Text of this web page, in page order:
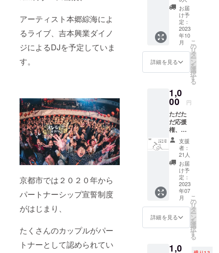
アーティスト本郷綜海によ
るライブ、吉本興業ダイノ
ジによるDJを予定していま
す。
京都市では２０２０年から
パートナーシップ宣誓制度
がはじまり、
たくさんのカップルがパー
トナーとして認められてい
です）
（出張
の場
合、
ワーク
代とは
別に交
通費を
算） 日
程：
7月〜12
月の間
を目安
に、相
談の上
調整 内
容：ご
自身
で、心
地よい
と思う
のみを
選択し
だくボ
んと 京
都ひみ
つの開
運神社
ツアー
参加&
ラジオ
fmGIG
HOUSE
」のゲ
スト出
演 (告知
可能、
SNS発
信あり)
ができ
る権利
です。
実施は
リア
ル、７
月以降
で日程
は調整
しま
いただ
サイト
を制作
した堀
井竜也
さんが
あなた
のウェ
ブサイ
トをお
作りい
す。 通
常、
¥100,00
0前後に
なる
ウェブ
サイト
の制作
料金で
すが、
本クラ
ウド
ファン
ディン
グだけ
の限定
価格で
¥65,000
な人に
お届
け予
定：
2023
年10
月
詳細を見る
こ
の
リ
タ
ー
ン
を
選
択
す
る
1,0
00 円
ただた
だ応援
権、お
礼のお
手紙。
campfir
eのメッ
セージ
となり
ます。
支援
者：
21人
お届
け予
定：
2023
年07
月
詳細を見る
こ
の
リ
タ
ー
ン
を
選
択
す
る
1,0